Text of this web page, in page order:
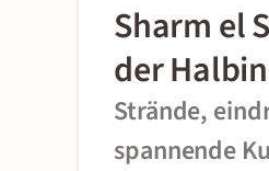
Sharm el
der
Strände,
spannende